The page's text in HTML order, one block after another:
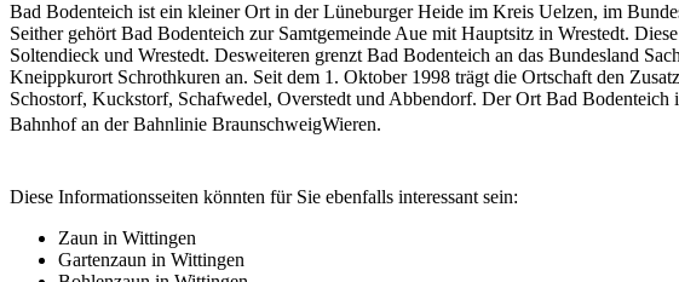
Bad Bodenteich ist ein kleiner Ort in der Lüneburger Heide im Kreis Uelzen, im
Seither gehört Bad Bodenteich zur Samtgemeinde Aue mit Hauptsitz in Wrestedt.
Soltendieck und Wrestedt. Desweiteren grenzt Bad Bodenteich an das Bundesland
Kneippkurort Schrothkuren an. Seit dem 1. Oktober 1998 trägt die Ortschaft den
Schostorf, Kuckstorf, Schafwedel, Overstedt und Abbendorf. Der Ort Bad
Bahnhof an der Bahnlinie BraunschweigWieren.
Diese Informationsseiten könnten für Sie ebenfalls interessant sein:
Zaun in Wittingen
Gartenzaun in Wittingen